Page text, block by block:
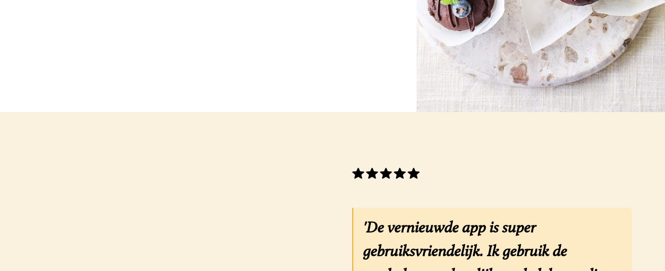
'De vernieuwde app is super
gebruiksvriendelijk. Ik gebruik de